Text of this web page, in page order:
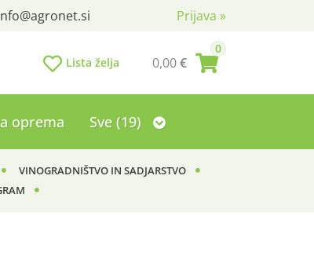
Prijava »
agronet.si
0
0,00€
Lista želja
oprema Sve (19)
VINOGRADNIŠTVO IN SADJARSTVO